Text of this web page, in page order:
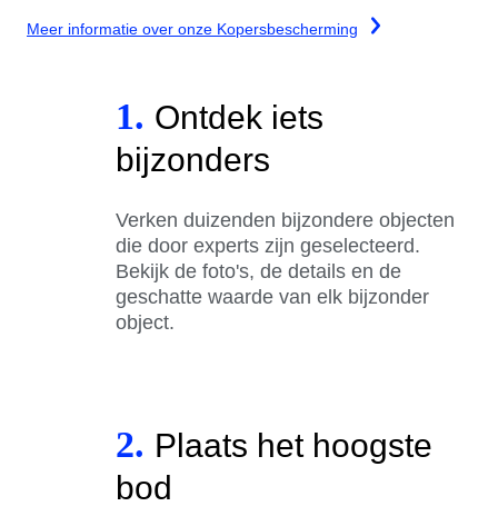
Meer informatie over onze Kopersbescherming
1. Ontdek iets
bijzonders
Verken duizenden bijzondere objecten
die door experts zijn geselecteerd.
Bekijk de foto's, de details en de
geschatte waarde van elk bijzonder
object.
2. Plaats het hoogste
bod